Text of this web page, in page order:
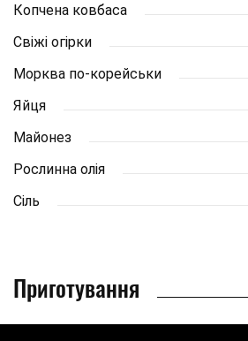
Копчена ковбаса
Свіжі огірки
Морква по-корейськи
Яйця
Майонез
Рослинна олія
Сіль
Приготування